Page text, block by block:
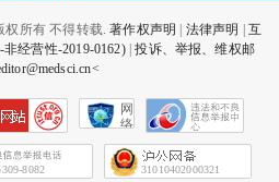
权所有 不得转载.著作权声明 法律声明
互
经营性-2019-0162)|投诉、举报、维权邮
网
络
会
征
8082 31010402000321